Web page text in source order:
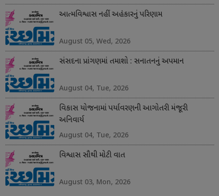
આત્મવિશ્વાસ નહીં અહંકારનું પરિણામ
August 05, Wed, 2026
સંસદના પ્રાંગણમાં તમાશો : સનાતનનું અપમાન
August 04, Tue, 2026
વિકાસ યોજનામાં પર્યાવરણની આગોતરી મંજૂરી
અનિવાર્ય
August 04, Tue, 2026
વિશ્વાસ સૌથી મોટી વાત
August 03, Mon, 2026